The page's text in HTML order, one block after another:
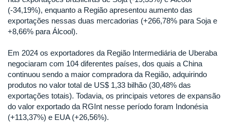
(-34,19%), enquanto a Região apresentou aumento das
exportações nessas duas mercadorias (+266,78% para Soja e
+8,66% para Álcool).
Em 2024 os exportadores da Região Intermediária de Uberaba
negociaram com 104 diferentes países, dos quais a China
continuou sendo a maior compradora da Região, adquirindo
produtos no valor total de US$ 1,33 bilhão (30,48% das
exportações totais). Todavia, os principais vetores de expansão
do valor exportado da RGInt nesse período foram Indonésia
(+113,37%) e EUA (+26,56%).